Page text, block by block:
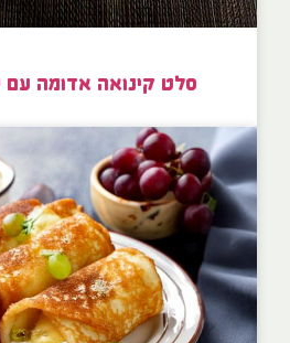
סלט קינואה אדומה עם